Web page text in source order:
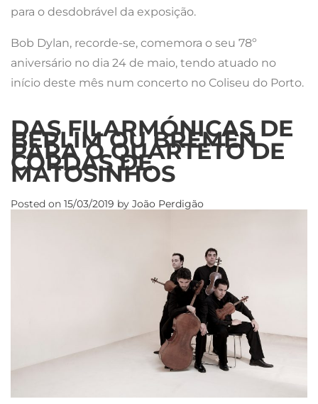
para o desdobrável da exposição.
Bob Dylan, recorde-se, comemora o seu 78º
aniversário no dia 24 de maio, tendo atuado no
início deste mês num concerto no Coliseu do Porto.
DAS FILARMÓNICAS DE
BERLIM OU BREMEN
PARA O QUARTETO DE
CORDAS DE
MATOSINHOS
Posted on 15/03/2019 by João Perdigão